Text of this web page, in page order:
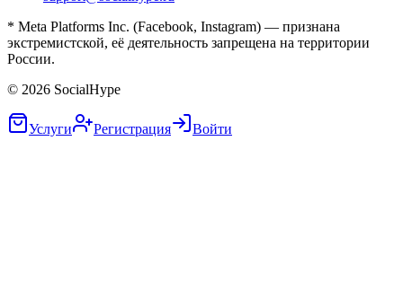
* Meta Platforms Inc. (Facebook, Instagram) — признана
экстремистской, её деятельность запрещена на территории
России.
© 2026 SocialHype
Услуги Регистрация Войти